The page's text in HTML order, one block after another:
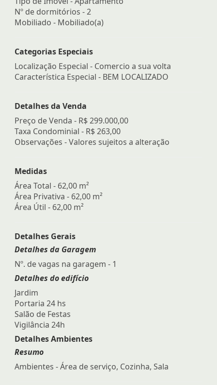
Nº de dormitórios - 2
Mobiliado - Mobiliado(a)
Categorias Especiais
Localização Especial - Comercio a sua volta
Característica Especial - BEM LOCALIZADO
Detalhes da Venda
Preço de Venda - R$ 299.000,00
Taxa Condominial - R$ 263,00
Observações - Valores sujeitos a alteração
Medidas
Área Total - 62,00 m²
Área Privativa - 62,00 m²
Área Útil - 62,00 m²
Detalhes Gerais
Detalhes da Garagem
Nº. de vagas na garagem - 1
Detalhes do edifício
Jardim
Portaria 24 hs
Salão de Festas
Vigilância 24h
Detalhes Ambientes
Resumo
Ambientes - Área de serviço, Cozinha, Sala